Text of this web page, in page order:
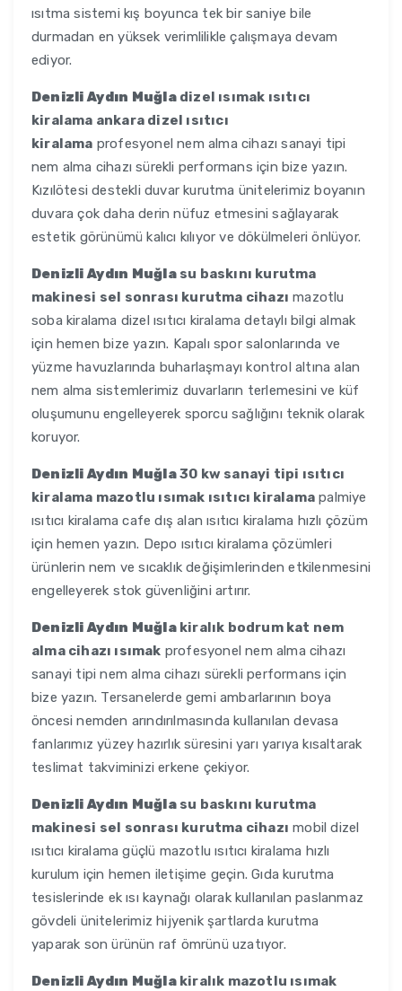
ısıtma sistemi kış boyunca tek bir saniye bile
durmadan en yüksek verimlilikle çalışmaya devam
ediyor.
Denizli Aydın Muğladizel ısımak ısıtıcı
kiralama ankara dizel ısıtıcı
kiralama profesyonel nem alma cihazı sanayi tipi
nem alma cihazı sürekli performans için bize yazın.
Kızılötesi destekli duvar kurutma ünitelerimiz boyanın
duvara çok daha derin nüfuz etmesini sağlayarak
estetik görünümü kalıcı kılıyor ve dökülmeleri önlüyor.
Denizli Aydın Muğlasu baskını kurutma
makinesi sel sonrası kurutma cihazı mazotlu
soba kiralama dizel ısıtıcı kiralama detaylı bilgi almak
için hemen bize yazın. Kapalı spor salonlarında ve
yüzme havuzlarında buharlaşmayı kontrol altına alan
nem alma sistemlerimiz duvarların terlemesini ve küf
oluşumunu engelleyerek sporcu sağlığını teknik olarak
koruyor.
Denizli Aydın Muğla30 kw sanayi tipi ısıtıcı
kiralama mazotlu ısımak ısıtıcı kiralama palmiye
ısıtıcı kiralama cafe dış alan ısıtıcı kiralama hızlı çözüm
için hemen yazın. Depo ısıtıcı kiralama çözümleri
ürünlerin nem ve sıcaklık değişimlerinden etkilenmesini
engelleyerek stok güvenliğini artırır.
Denizli Aydın Muğlakiralık bodrum kat nem
alma cihazı ısımak profesyonel nem alma cihazı
sanayi tipi nem alma cihazı sürekli performans için
bize yazın. Tersanelerde gemi ambarlarının boya
öncesi nemden arındırılmasında kullanılan devasa
fanlarımız yüzey hazırlık süresini yarı yarıya kısaltarak
teslimat takviminizi erkene çekiyor.
Denizli Aydın Muğlasu baskını kurutma
makinesi sel sonrası kurutma cihazı mobil dizel
ısıtıcı kiralama güçlü mazotlu ısıtıcı kiralama hızlı
kurulum için hemen iletişime geçin. Gıda kurutma
tesislerinde ek ısı kaynağı olarak kullanılan paslanmaz
gövdeli ünitelerimiz hijyenik şartlarda kurutma
yaparak son ürünün raf ömrünü uzatıyor.
Denizli Aydın Muğlakiralık mazotlu ısımak